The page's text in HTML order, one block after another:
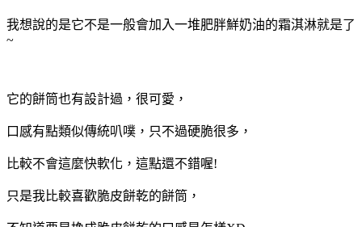
我想說的是它不是一般會加入一堆肥胖鮮奶油的霜淇淋就是了
~
它的餅筒也有設計過，很可愛，
口感有點類似傳統叭噗，只不過硬脆很多，
比較不會這麼快軟化，這點還不錯喔!
只是我比較喜歡脆皮餅乾的餅筒，